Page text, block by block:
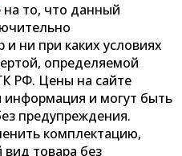
то, что данный
ни при каких условиях
определяемой
РФ. Цены на сайте
информация и могут быть
предупреждения.
комплектацию,
товара без